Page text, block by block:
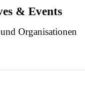
& Events
Organisationen